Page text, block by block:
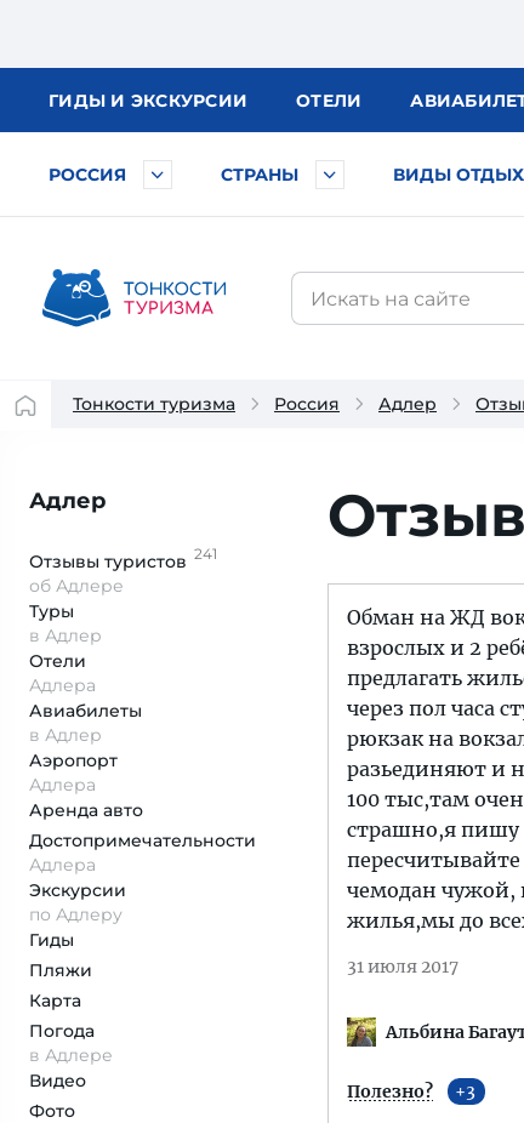
ГИДЫ И ЭКСКУРСИИ ОТЕЛИ АВИА
РОССИЯ СТРАНЫ ВИДЫ
Тонкости туризма Россия Адлер
Адлер
Отзывы туристов 241
об Адлере
Туры
в Адлер
Отели
Адлера
Авиабилеты
в Адлер
Аэропорт
Адлера
Аренда авто
Достопримеча­тельности
Адлера
Экскурсии
по Адлеру
Гиды
Пляжи
Карта
Погода
в Адлере
Видео
Фото
Обман на ЖД
взрослых и 2
предлагать
через пол часа
рюкзак на
разьединяют и
100 тыс,там
страшно,я пишу
чемодан чужой,
жилья,мы до
31 июля 2017
Альбина
Полезно? 3